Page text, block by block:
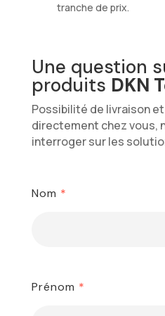
tranche de prix.
Une question
produits DKN
Possibilité de livraison
directement chez vous,
interroger sur les
Nom *
Prénom *